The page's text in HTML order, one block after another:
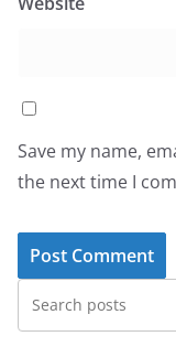
Save my name,
the next time I